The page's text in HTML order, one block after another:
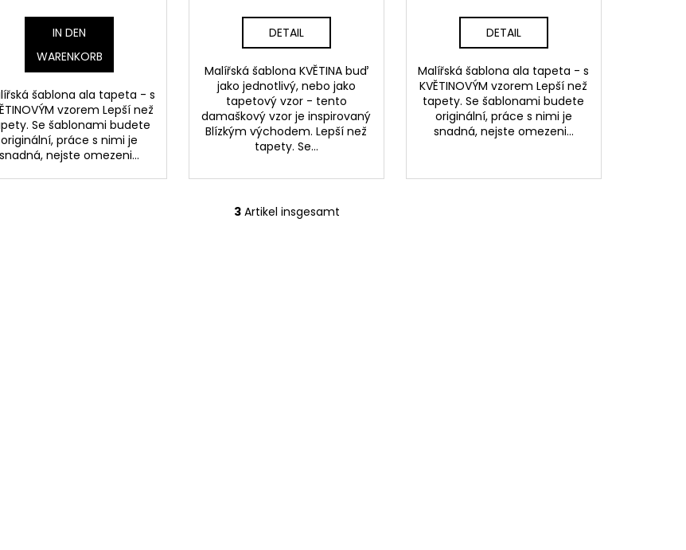
IN DEN
WARENKORB
šablona ala tapeta - s
vzorem Lepší než
Se šablonami budete
originální, práce s nimi je
snadná, nejste omezeni...
DETAIL
Malířská šablona KVĚTINA buď
jako jednotlivý, nebo jako
tapetový vzor - tento
damaškový vzor je inspirovaný
Blízkým východem. Lepší než
tapety. Se...
DETAIL
Malířská šablona ala tapeta - s
KVĚTINOVÝM vzorem Lepší než
tapety. Se šablonami budete
originální, práce s nimi je
snadná, nejste omezeni...
S
3Artikel insgesamt